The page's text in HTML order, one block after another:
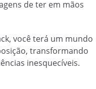
de ter em mãos
você terá um mundo
transformando
inesquecíveis.